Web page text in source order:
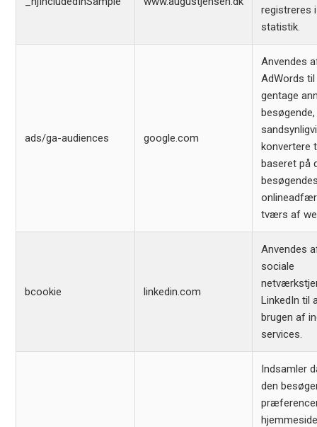
registreres
statistik.
ads/ga-audiences google.com
Anvendes
AdWords
gentage
konvertere
baseret på
tværs af
bcookie linkedin.com
Anvendes
sociale
LinkedIn til
brugen af
services.
Indsamler
den